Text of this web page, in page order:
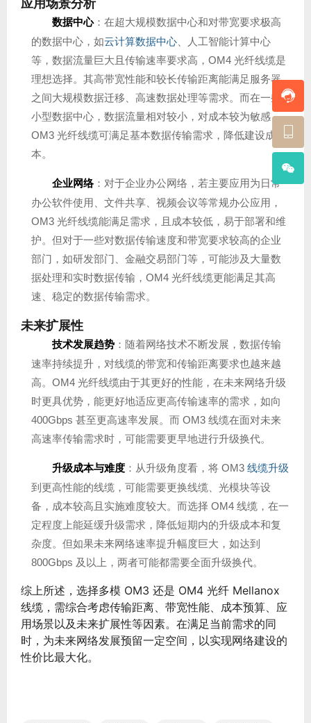
数据中心：在超大规模数据中心和对带宽要求极高
的数据中心，如云计算数据中心 、人工智能计算中心
等，数据流量巨大且传输速率要求高，OM4 光纤线缆是
理想选择。其高带宽性能和较长传输距离能满足服务器
之间大规模数据迁移、高速数据处理等需求。而在一些
小型数据中心，数据流量相对较小，对成本较为敏感，
OM3 光纤线缆可满足基本数据传输需求，降低建设成
本。
企业网络：对于企业办公网络，若主要应用为日常
办公软件使用、文件共享、视频会议等常规办公应用，
OM3 光纤线缆能满足需求，且成本较低，易于部署和维
护。但对于一些对数据传输速度和带宽要求较高的企业
部门，如研发部门、金融交易部门等，可能涉及大量数
据处理和实时数据传输，OM4 光纤线缆更能满足其高
速、稳定的数据传输需求。
未来扩展性
技术发展趋势 ：随着网络技术不断发展，数据传输
速率持续提升，对线缆的带宽和传输距离要求也越来越
高。OM4 光纤线缆由于其更好的性能，在未来网络升级
时更具优势，能更好地适应更高传输速率的需求，如向
400Gbps 甚至更高速率发展。而 OM3 线缆在面对未来
高速率传输需求时，可能需要更早地进行升级换代。
升级成本与难度 ：从升级角度看，将 OM3 线缆升级
到更高性能的线缆，可能需要更换线缆、光模块等设
备，成本较高且实施难度较大。而选择 OM4 线缆，在一
定程度上能延缓升级需求，降低短期内的升级成本和复
杂度。但如果未来网络速率提升幅度巨大，如达到
800Gbps 及以上，两者可能都需要全面升级换代。
综上所述，选择多模 OM3 还是 OM4 光纤 Mellanox
线缆，需综合考虑传输距离、带宽性能、成本预算、应
用场景以及未来扩展性等因素。在满足当前需求的同
时，为未来网络发展预留一定空间，以实现网络建设的
性价比最大化。